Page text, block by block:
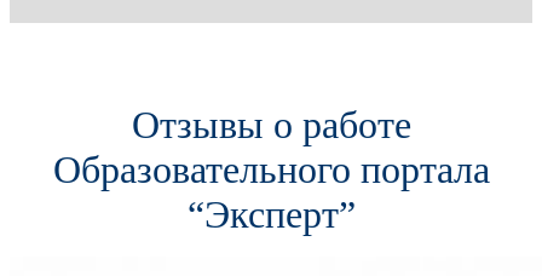
Отзывы о работе
Образовательного портала
“Эксперт”